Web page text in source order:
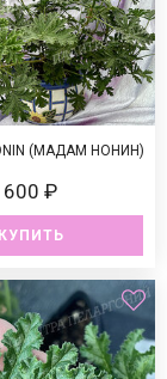
(МАДАМ НОНИН)
600 ₽
КУПИТЬ